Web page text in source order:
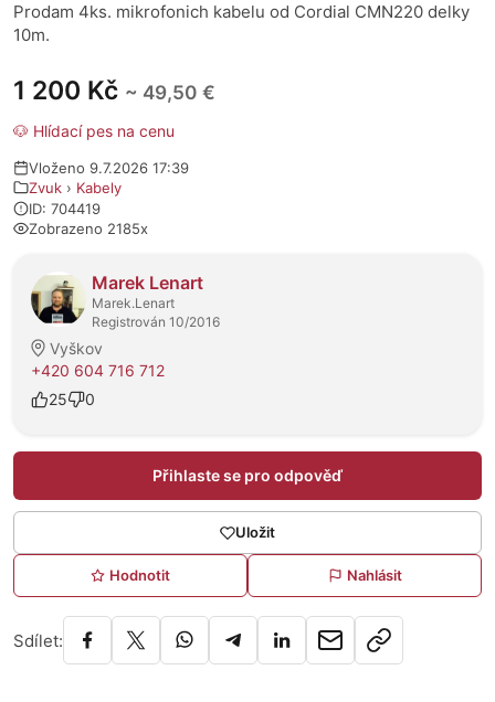
1 200 Kč ~ 49,50 €
🐶 Hlídací pes na cenu
Vloženo 9.7.2026 17:39
Zvuk › Kabely
ID: 704419
Zobrazeno 2185x
Marek Lenart
Marek.Lenart
Registrován 10/2016
Vyškov
+420 604 716 712
25
0
Přihlaste se pro odpověď
Uložit
Hodnotit Nahlásit
Sdílet:
Prodam 4ks. mikrofonich kabelu od Cordial CMN220 delky
10m.